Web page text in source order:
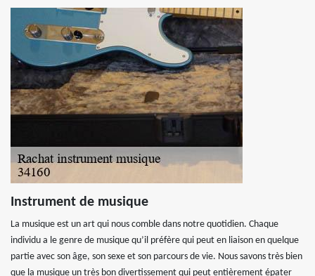
Instrument de musique
La musique est un art qui nous comble dans notre quotidien. Chaque
individu a le genre de musique qu’il préfère qui peut en liaison en quelque
partie avec son âge, son sexe et son parcours de vie. Nous savons très bien
que la musique un très bon divertissement qui peut entièrement épater